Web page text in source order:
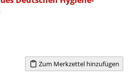
Zum Merkzettel hinzufügen